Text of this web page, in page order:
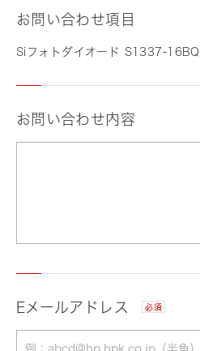
お問い合わせ項目
Siフォトダイオード S1337-16BQ
お問い合わせ内容
Eメールアドレス 必須